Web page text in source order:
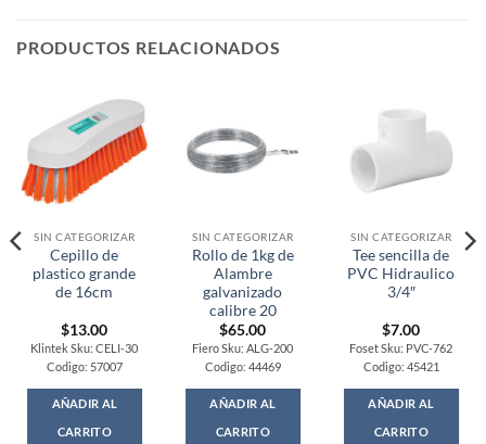
PRODUCTOS RELACIONADOS
SIN CATEGORIZAR
Cepillo de
plastico grande
de 16cm
$13.00
Klintek Sku: CELI-30
Codigo: 57007
AÑADIR AL
CARRITO
SIN CATEGORIZAR
Rollo de 1kg de
Alambre
galvanizado
calibre 20
$65.00
Fiero Sku: ALG-200
Codigo: 44469
AÑADIR AL
CARRITO
SIN CATEGORIZAR
Tee sencilla de
PVC Hidraulico
3/4″
$7.00
Foset Sku: PVC-762
Codigo: 45421
AÑADIR AL
CARRITO